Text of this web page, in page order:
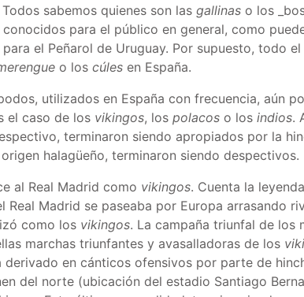
sabemos quienes son las gallinas o los
conocidos para el público en general, como
para el Peñarol de Uruguay. Por supuesto, todo
o los cúles en España.
utilizados en España con frecuencia, aún
el caso de los vikingos, los polacos o los indios.
terminaron siendo apropiados por la
halagüeño, terminaron siendo despectivos.
al Real Madrid como vikingos. Cuenta la
Real Madrid se paseaba por Europa arrasando
como los vikingos. La campaña triunfal de los
marchas triunfantes y avasalladoras de los
derivado en cánticos ofensivos por parte de
del norte (ubicación del estadio Santiago